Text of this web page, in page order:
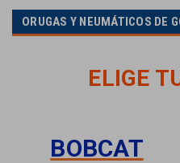
ORUGAS Y NEUMÁTICOS DE
ELIGE
BOBCAT